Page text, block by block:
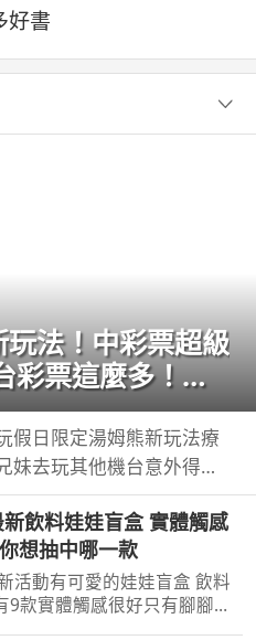
07-31 00:00:00 新聞告訴
哪裡又開火； 這本書告訴
為什麼走到今天。
好書
法！中彩票超級
彩票這麼多！
假日限定湯姆熊新玩法療
妹去玩其他機台意外得到
飲料娃娃盲盒 實體觸感
想抽中哪一款
動有可愛的娃娃盲盒 飲料
9款實體觸感很好只有腳腳沒